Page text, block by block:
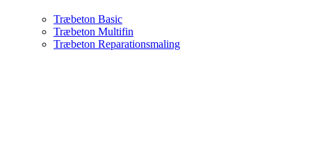
Træbeton Basic
Træbeton Multifin
Træbeton Reparationsmaling